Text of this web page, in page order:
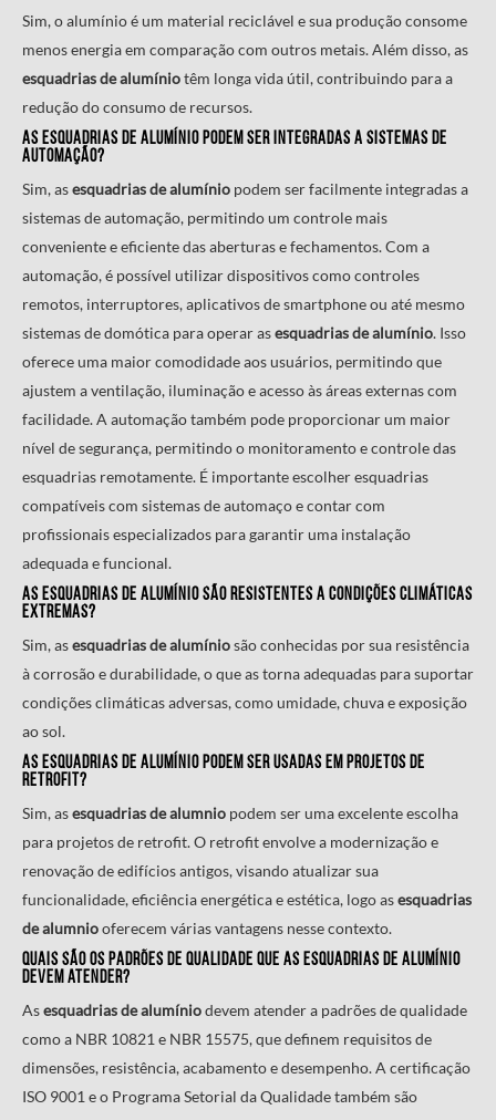
Sim, o alumínio é um material reciclável e sua produção consome
menos energia em comparação com outros metais. Além disso, as
esquadrias de alumíniotêm longa vida útil, contribuindo para a
redução do consumo de recursos.
As esquadrias de alumínio podem ser integradas a sistemas de
automação?
Sim, asesquadrias de alumínio podem ser facilmente integradas a
sistemas de automação, permitindo um controle mais
conveniente e eficiente das aberturas e fechamentos. Com a
automação, é possível utilizar dispositivos como controles
remotos, interruptores, aplicativos de smartphone ou até mesmo
sistemas de domótica para operar asesquadrias de alumínio. Isso
oferece uma maior comodidade aos usuários, permitindo que
ajustem a ventilação, iluminação e acesso às áreas externas com
facilidade. A automação também pode proporcionar um maior
nível de segurança, permitindo o monitoramento e controle das
esquadrias remotamente. É importante escolher esquadrias
compatíveis com sistemas de automaço e contar com
profissionais especializados para garantir uma instalação
adequada e funcional.
As esquadrias de alumíniosão resistentes a condições climáticas
extremas?
Sim, asesquadrias de alumíniosão conhecidas por sua resistência
à corrosão e durabilidade, o que as torna adequadas para suportar
condições climáticas adversas, como umidade, chuva e exposição
ao sol.
As esquadrias de alumínio podem ser usadas em projetos de
retrofit?
Sim, asesquadrias de alumnio podem ser uma excelente escolha
para projetos de retrofit. O retrofit envolve a modernização e
renovação de edifícios antigos, visando atualizar sua
funcionalidade, eficiência energética e estética, logo asesquadrias
de alumniooferecem várias vantagens nesse contexto.
Quais são os padrões de qualidade que as esquadrias de alumínio
devem atender?
Asesquadrias de alumíniodevem atender a padrões de qualidade
como a NBR 10821 e NBR 15575, que definem requisitos de
dimensões, resistência, acabamento e desempenho. A certificação
ISO 9001 e o Programa Setorial da Qualidade também são